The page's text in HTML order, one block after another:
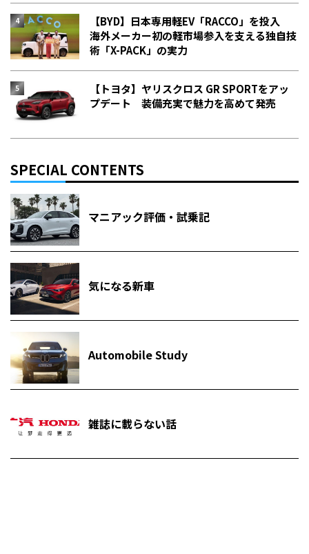
【BYD】日本専用軽EV「RACCO」を投入
海外メーカー初の軽市場参入を支える独自技
術「X-PACK」の実力
【トヨタ】ヤリスクロス GR SPORTをアッ
プデート 装備充実で魅力を高めて発売
SPECIAL CONTENTS
マニアック評価・試乗記
気になる新車
Automobile Study
雑誌に載らない話